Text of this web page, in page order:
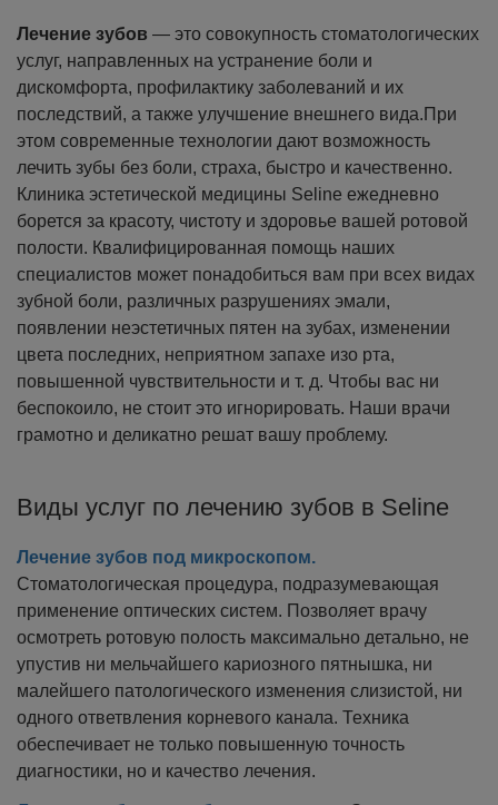
Лечение зубов — это совокупность стоматологических
услуг, направленных на устранение боли и
дискомфорта, профилактику заболеваний и их
последствий, а также улучшение внешнего вида.При
этом современные технологии дают возможность
лечить зубы без боли, страха, быстро и качественно.
Клиника эстетической медицины Seline ежедневно
борется за красоту, чистоту и здоровье вашей ротовой
полости. Квалифицированная помощь наших
специалистов может понадобиться вам при всех видах
зубной боли, различных разрушениях эмали,
появлении неэстетичных пятен на зубах, изменении
цвета последних, неприятном запахе изо рта,
повышенной чувствительности и т. д. Чтобы вас ни
беспокоило, не стоит это игнорировать. Наши врачи
грамотно и деликатно решат вашу проблему.
Виды услуг по лечению зубов в Seline
Лечение зубов под микроскопом.
Стоматологическая процедура, подразумевающая
применение оптических систем. Позволяет врачу
осмотреть ротовую полость максимально детально, не
упустив ни мельчайшего кариозного пятнышка, ни
малейшего патологического изменения слизистой, ни
одного ответвления корневого канала. Техника
обеспечивает не только повышенную точность
диагностики, но и качество лечения.